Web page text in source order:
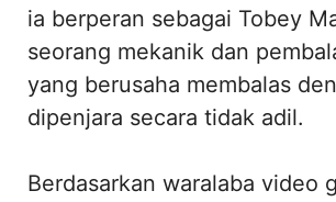
ia berperan sebagai Tobey
seorang mekanik dan
yang berusaha membalas
dipenjara secara tidak adil.
Berdasarkan waralaba video